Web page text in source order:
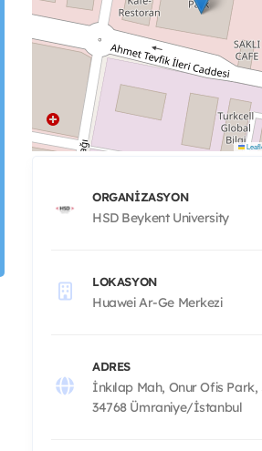
ORGANIZASYON
HSD Beykent University
LOKASYON
Huawei Ar-Ge Merkezi
ADRES
İnkılap Mah, Onur Ofis Park,
34768 Ümraniye/İstanbul